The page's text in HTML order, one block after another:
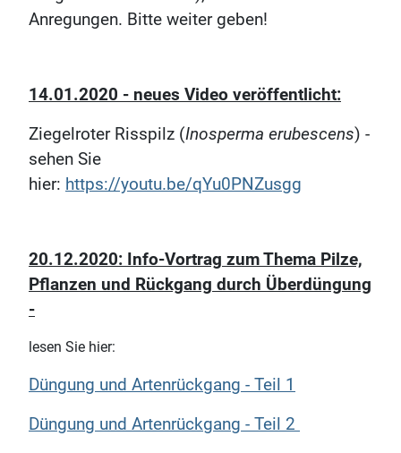
Anregungen. Bitte weiter geben!
14.01.2020 - neues Video veröffentlicht:
Ziegelroter Risspilz (Inosperma erubescens) -
sehen Sie
hier: https://youtu.be/qYu0PNZusgg
20.12.2020: Info-Vortrag zum Thema Pilze,
Pflanzen und Rückgang durch Überdüngung
-
lesen Sie hier:
Düngung und Artenrückgang - Teil 1
Düngung und Artenrückgang - Teil 2